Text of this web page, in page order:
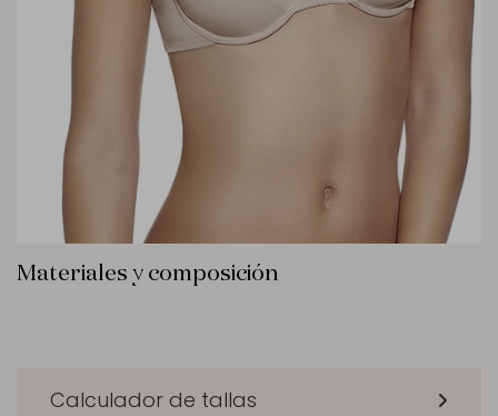
Materiales y composición
Calculador de tallas